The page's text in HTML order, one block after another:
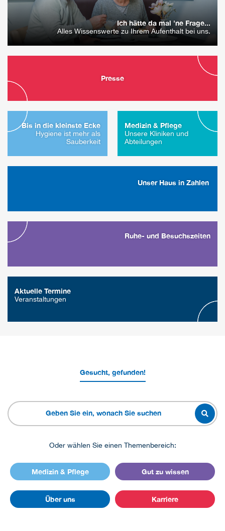
Ich hätte da mal 'ne Frage...
Alles Wissenswerte zu Ihrem Aufenthalt bei uns.
Presse
Bis in die kleinste Ecke
Hygiene ist mehr als
Sauberkeit
Medizin & Pflege
Unsere Kliniken und
Abteilungen
Unser Haus in Zahlen
Ruhe- und Besuchszeiten
Aktuelle Termine
Veranstaltungen
Gesucht, gefunden!
Oder wählen Sie einen Themenbereich:
Medizin & Pflege Gut zu wissen
Über uns Karriere